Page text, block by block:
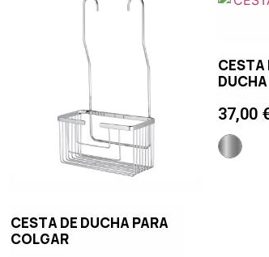
CESTA DE DUCHA PARA
COLGAR
CESTA
DUCHA
37,00